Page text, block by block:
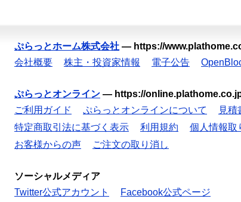
ぷらっとホーム株式会社 — https://
会社概要
株主・投資家情報 電子公告
ぷらっとオンライン — https://
ご利用ガイド
ぷらっとオンラインについて 見積
特定商取引法に基づく表示
利用規約 個人情報取
お客様からの声
ご注文の取り消し
ソーシャルメディア
Twitter公式アカウント
Facebook公式ページ